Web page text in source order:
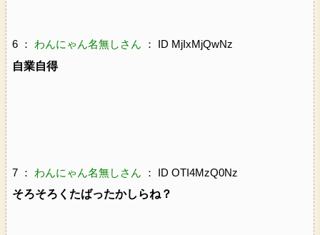
6 ： わんにゃん名無しさん ： ID MjIxMjQwNz
自業自得
7 ： わんにゃん名無しさん ： ID OTI4MzQ0Nz
そろそろくたばったかしらね？